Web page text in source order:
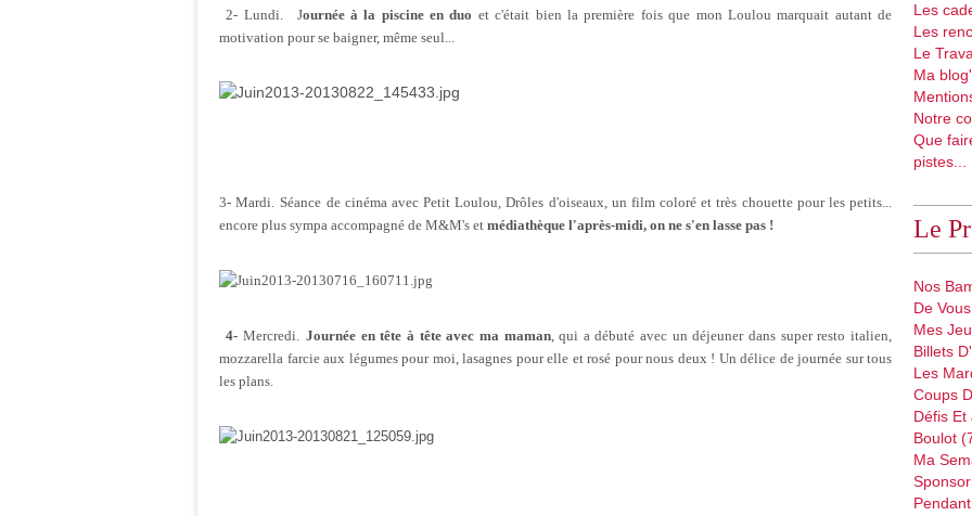
2- Lundi. Journée à la piscine en duo et c'était bien la première fois que mon Loulou marquait autant de
motivation pour se baigner, même seul...
3- Mardi. Séance de cinéma avec Petit Loulou, Drôles d'oiseaux, un film coloré et très chouette pour les petits...
encore plus sympa accompagné de M&M's et médiathèque l'après-midi, on ne s'en lasse pas !
4- Mercredi. Journée en tête à tête avec ma maman, qui a débuté avec un déjeuner dans super resto italien,
mozzarella farcie aux légumes pour moi, lasagnes pour elle et rosé pour nous deux ! Un délice de journée sur tous
les plans.
Les
Les
Le
Ma
Notre
Que
pistes...
Le
Nos
De
Mes
Billets
Les
Coups
Défis Et
Boulot
Ma